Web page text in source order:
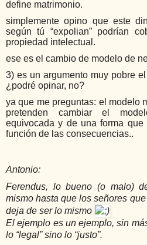
define matrimonio.
simplemente opino que este
según tú “expolian” podrían
propiedad intelectual.
ese es el cambio de modelo de
3) es un argumento muy pobre
¿podré opinar, no?
ya que me preguntas: el modelo
pretenden cambiar el
equivocada y de una forma que
función de las consecuencias..
Antonio:
Ferendus, lo bueno (o malo)
mismo hasta que los señores
deja de ser lo mismo
El ejemplo es un ejemplo, sin
lo “legal” sino lo “justo”.